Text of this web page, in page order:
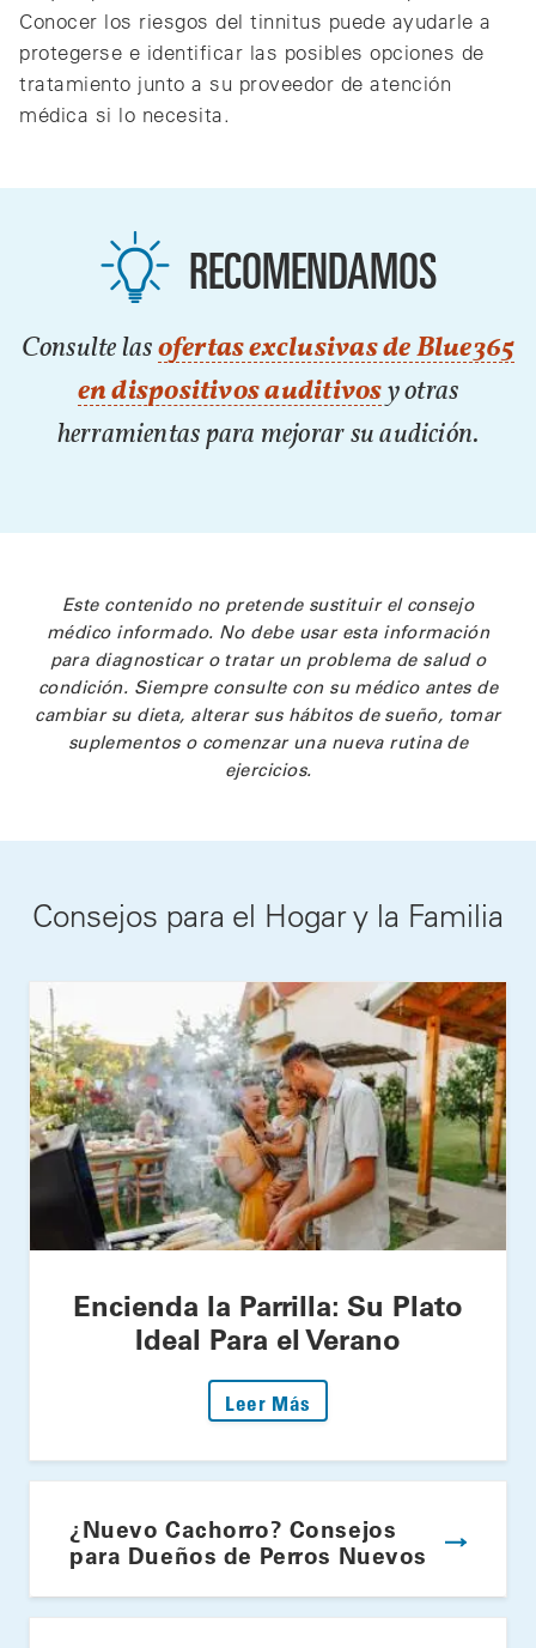
Conocer los riesgos del tinnitus puede ayudarle a
protegerse e identificar las posibles opciones de
tratamiento junto a su proveedor de atención
médica si lo necesita.
RECOMENDAMOS
Consulte las ofertas exclusivas de Blue365
en dispositivos auditivos y otras
herramientas para mejorar su audición.
Este contenido no pretende sustituir el consejo
médico informado. No debe usar esta información
para diagnosticar o tratar un problema de salud o
condición. Siempre consulte con su médico antes de
cambiar su dieta, alterar sus hábitos de sueño, tomar
suplementos o comenzar una nueva rutina de
ejercicios.
Consejos para el Hogar y la Familia
Encienda la Parrilla: Su Plato
Ideal Para el Verano
Leer Más
¿Nuevo Cachorro? Consejos
para Dueños de Perros Nuevos